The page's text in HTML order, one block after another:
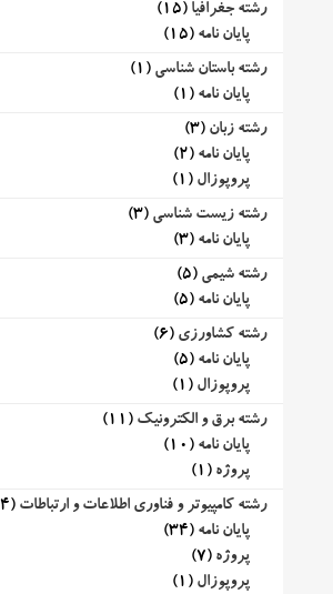
رشته جغرافیا (15)
پایان نامه (15)
رشته باستان شناسی (1)
پایان نامه (1)
رشته زبان (3)
پایان نامه (2)
پروپوزال (1)
رشته زیست شناسی (3)
پایان نامه (3)
رشته شیمی (5)
پایان نامه (5)
رشته کشاورزی (6)
پایان نامه (5)
پروپوزال (1)
رشته برق و الکترونیک (11)
پایان نامه (10)
پروژه (1)
رشته کامپیوتر و فناوری اطلاعات و ارتباطات (44)
پایان نامه (34)
پروژه (7)
پروپوزال (1)